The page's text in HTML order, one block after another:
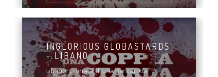
INGLORIOUS GLOBASTARDS
- LIBANO
Libano: Cronaca di una Bancarotta